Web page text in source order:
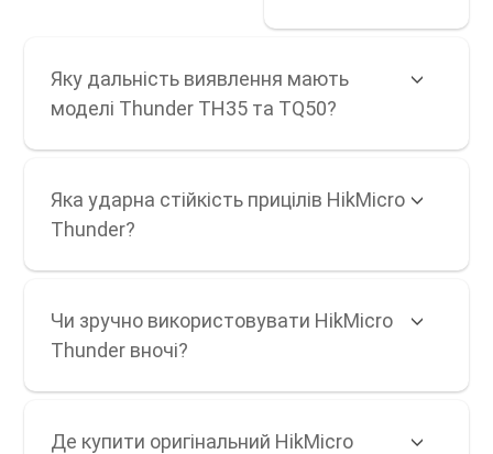
Яку дальність виявлення мають
моделі Thunder TH35 та TQ50?
Яка ударна стійкість прицілів HikMicro
Thunder?
Чи зручно використовувати HikMicro
Thunder вночі?
Де купити оригінальний HikMicro